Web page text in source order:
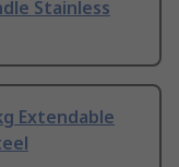
Stainless
Extendable